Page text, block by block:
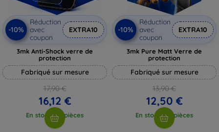
-10%
Réduction
avec
coupon
EXTRA10
3mk Anti-Shock verre de
protection
Fabriqué sur mesure
17,90 €
16,12 €
En stock > 5 pièces
-10%
Réduction
avec
coupon
EXTRA10
3mk Pure Matt Verre de
protection
Fabriqué sur mesure
13,90 €
12,50 €
En stock > 5 pièces